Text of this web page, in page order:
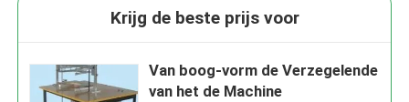
Krijg de beste prijs voor
Van boog-vorm de Verzegelende
van het de Machine